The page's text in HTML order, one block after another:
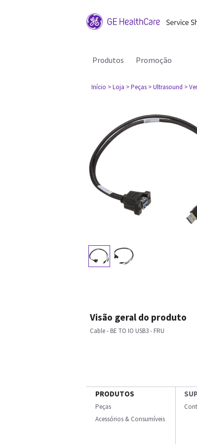
Produtos Promoção
Início > Loja > Peças > Ultrasound >
Visão geral do produto
Cable - BE TO IO USB3 - FRU
PRODUTOS
Peças
Acessórios & Consumíveis